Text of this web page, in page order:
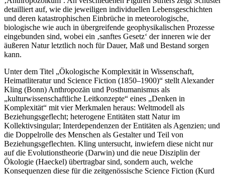
und deren katastrophischen Einbrüche in meteorologische,
biologische wie auch in übergreifende geophysikalischen Prozesse
eingebunden sind, wobei ein ‚sanftes Gesetz‘ der inneren wie der
äußeren Natur letztlich noch für Dauer, Maß und Bestand sorgen
kann.
Heimatliteratur und Science Fiction (1850–1900)“ stellt Alexander
Kling (Bonn) Anthropozän und Posthumanismus als
„kulturwissenschaftliche Leitkonzepte“ eines „Denken in
Komplexität“ mit vier Merkmalen heraus: Weltmodell als
Beziehungsgeflecht; heterogene Entitäten statt Natur im
Kollektivsingular; Interdependenzen der Entitäten als Agenzien; und
die Doppelrolle des Menschen als Gestalter und Teil von
Beziehungsgeflechten. Kling untersucht, inwiefern diese nicht nur
auf die Evolutionstheorie (Darwin) und die neue Disziplin der
Ökologie (Haeckel) übertragbar sind, sondern auch, welche
Konsequenzen diese für die zeitgenössische Science Fiction (Kurd
Laßwitz) und den sog. Heimatroman (Peter Rosenegger) haben.